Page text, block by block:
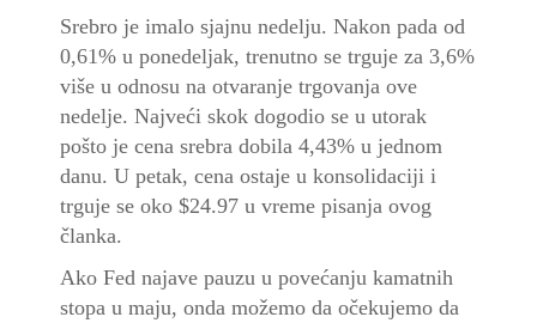
Srebro je imalo sjajnu nedelju. Nakon pada od
0,61% u ponedeljak, trenutno se trguje za 3,6%
više u odnosu na otvaranje trgovanja ove
nedelje. Najveći skok dogodio se u utorak
pošto jecena srebradobila 4,43% u jednom
danu. U petak,cenaostaje u konsolidaciji i
trguje se oko$24.97u vreme pisanja ovog
članka.
Ako Fed najave pauzu u povećanju kamatnih
stopa u maju, onda možemo da očekujemo da